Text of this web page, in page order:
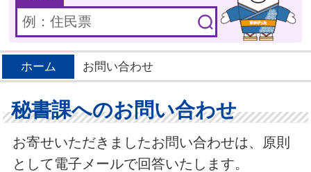
ホーム お問い合わせ
秘書課へのお問い合わせ
お寄せいただきましたお問い合わせは、原則
として電子メールで回答いたします。